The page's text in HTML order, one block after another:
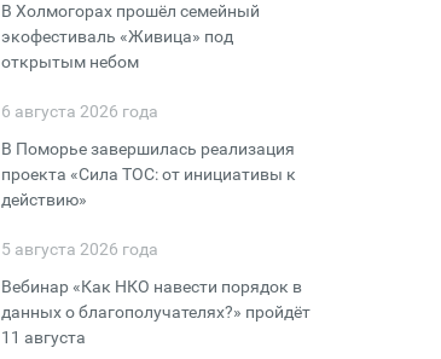
В Холмогорах прошёл семейный
экофестиваль «Живица» под
открытым небом
6 августа 2026 года
В Поморье завершилась реализация
проекта «Сила ТОС: от инициативы к
действию»
5 августа 2026 года
Вебинар «Как НКО навести порядок в
данных о благополучателях?» пройдёт
11 августа